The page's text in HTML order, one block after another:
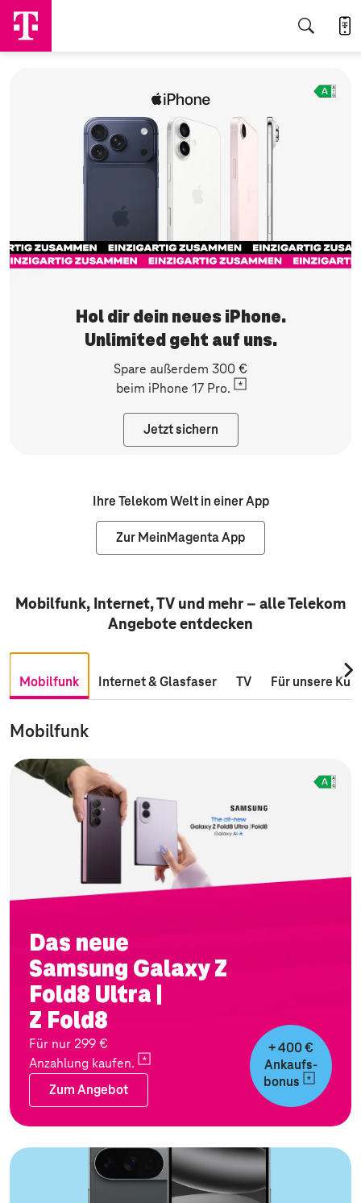
Hol dir dein neues iPhone.
Unlimited geht auf uns.
Spare außerdem 300 €
beim iPhone 17 Pro.
Jetzt sichern
Ihre Telekom Welt in einer App
Zur MeinMagenta App
Mobilfunk, Internet, TV und mehr – alle Telekom
Angebote entdecken
Mobilfunk Internet & Glasfaser TV Für unsere
Mobilfunk
Das neue
Samsung Galaxy Z
Fold8 Ultra |
Z Fold8
Für nur 299 €
Anzahlung kaufen.
Zum Angebot
+ 400 €
Ankaufs-
bonus